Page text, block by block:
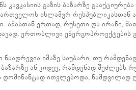
კავკასიის გაზის ბაზარზე
ისლამურ
ამასთან ერთად, რუსეთი და ირანი,
ერთობლივი ენერგოპროექტების
იმაზე საუბარი, თუ
ბაზარზე ან კიდევ, რამდენად შეძლებს
დომინანტად ითვლებოდა, ნამდვილად